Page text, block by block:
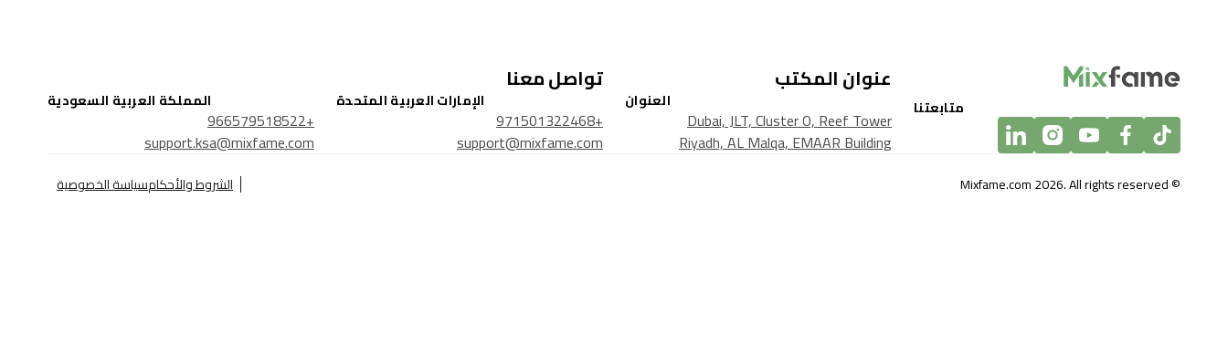
متابعتنا
عنوان المكتب
العنوان
Dubai, JLT, Cluster O, Reef Tower
Riyadh, AL Malqa, EMAAR Building
تواصل معنا
الإمارات العربية المتحدة
+971501322468
support@mixfame.com
المملكة العربية السعودية
+966579518522
support.ksa@mixfame.com
© Mixfame.com 2026. All rights reserved الشروط والأحكامسياسة الخصوصية